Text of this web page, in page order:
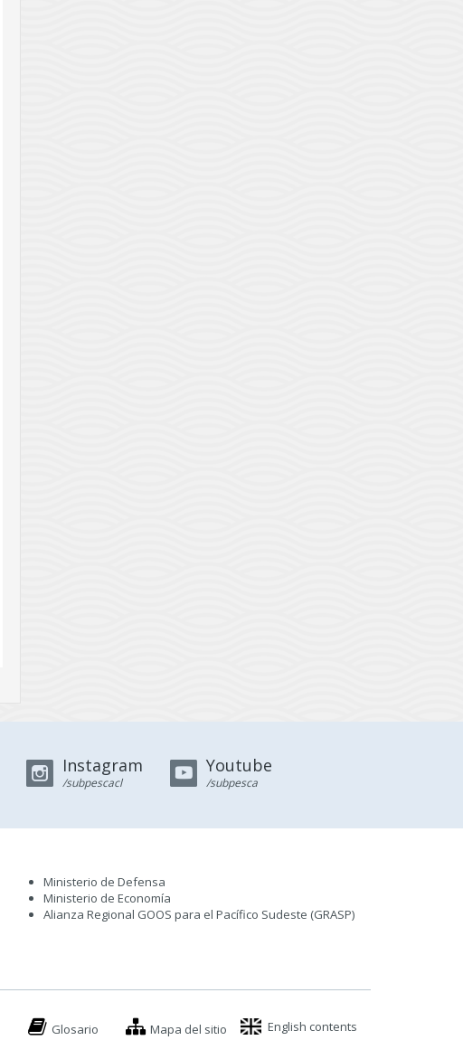
Instagram
/subpescacl
Youtube
/subpesca
Ministerio de Defensa
Ministerio de Economía
Alianza Regional GOOS para el Pacífico Sudeste (GRASP)
Glosario Mapa del sitio English contents